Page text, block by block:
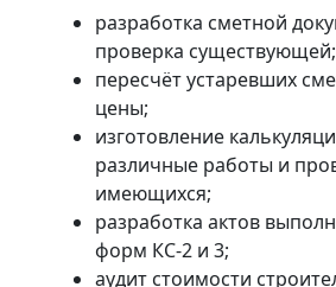
разработка сметной
проверка существующей;
пересчёт устаревших
цены;
изготовление
различные работы и
имеющихся;
разработка актов
форм КС-2 и 3;
аудит стоимости